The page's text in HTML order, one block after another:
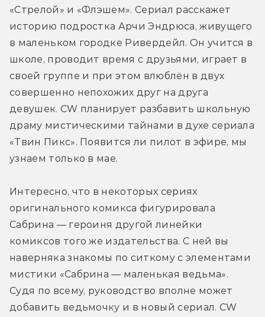
«Стрелой» и «Флэшем». Сериал расскажет
историю подростка Арчи Эндрюса, живущего
в маленьком городке Ривердейл. Он учится в
школе, проводит время с друзьями, играет в
своей группе и при этом влюблён в двух
совершенно непохожих друг на друга
девушек. CW планирует разбавить школьную
драму мистическими тайнами в духе сериала
«Твин Пикс». Появится ли пилот в эфире, мы
узнаем только в мае.
Интересно, что в некоторых сериях
оригинального комикса фигурировала
Сабрина — героиня другой линейки
комиксов того же издательства. С ней вы
наверняка знакомы по ситкому с элементами
мистики «Сабрина — маленькая ведьма».
Судя по всему, руководство вполне может
добавить ведьмочку и в новый сериал. CW